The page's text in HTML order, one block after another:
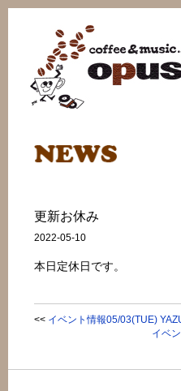
更新お休み
2022-05-10
本日定休日です。
<< イベント情報05/03(TUE)
イベ